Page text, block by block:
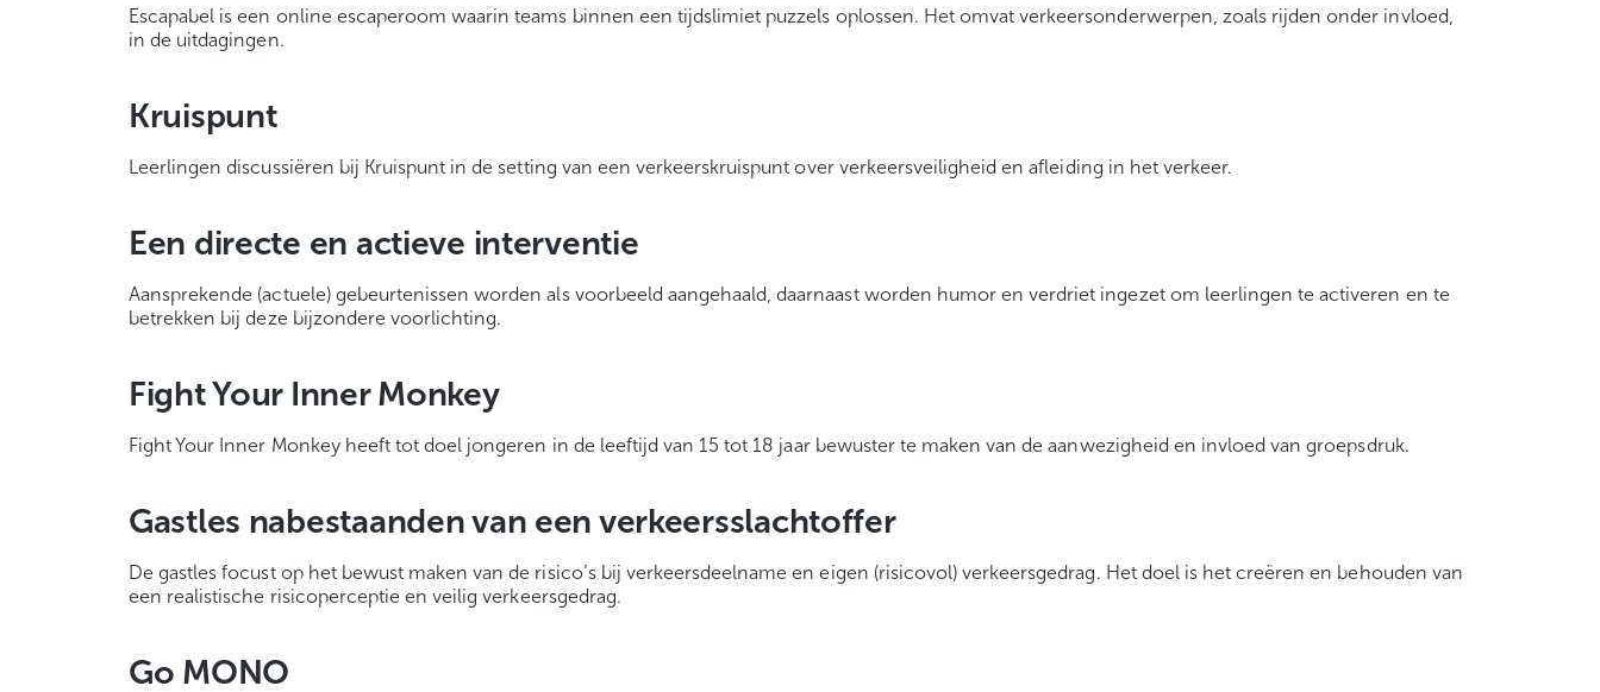
Escapabel is een online escaperoom waarin teams binnen een tijdslimiet puzzels oplossen. Het omvat verkeersonderwerpen, zoals rijden onder invloed,
in de uitdagingen.
Kruispunt
Leerlingen discussiëren bij Kruispunt in de setting van een verkeerskruispunt over verkeersveiligheid en afleiding in het verkeer.
Een directe en actieve interventie
Aansprekende (actuele) gebeurtenissen worden als voorbeeld aangehaald, daarnaast worden humor en verdriet ingezet om leerlingen te activeren en te
betrekken bij deze bijzondere voorlichting.
Fight Your Inner Monkey
Fight Your Inner Monkey heeft tot doel jongeren in de leeftijd van 15 tot 18 jaar bewuster te maken van de aanwezigheid en invloed van groepsdruk.
Gastles nabestaanden van een verkeersslachtoffer
De gastles focust op het bewust maken van de risico’s bij verkeersdeelname en eigen (risicovol) verkeersgedrag. Het doel is het creëren en behouden van
een realistische risicoperceptie en veilig verkeersgedrag.
Go MONO